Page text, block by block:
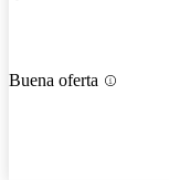
Buena oferta